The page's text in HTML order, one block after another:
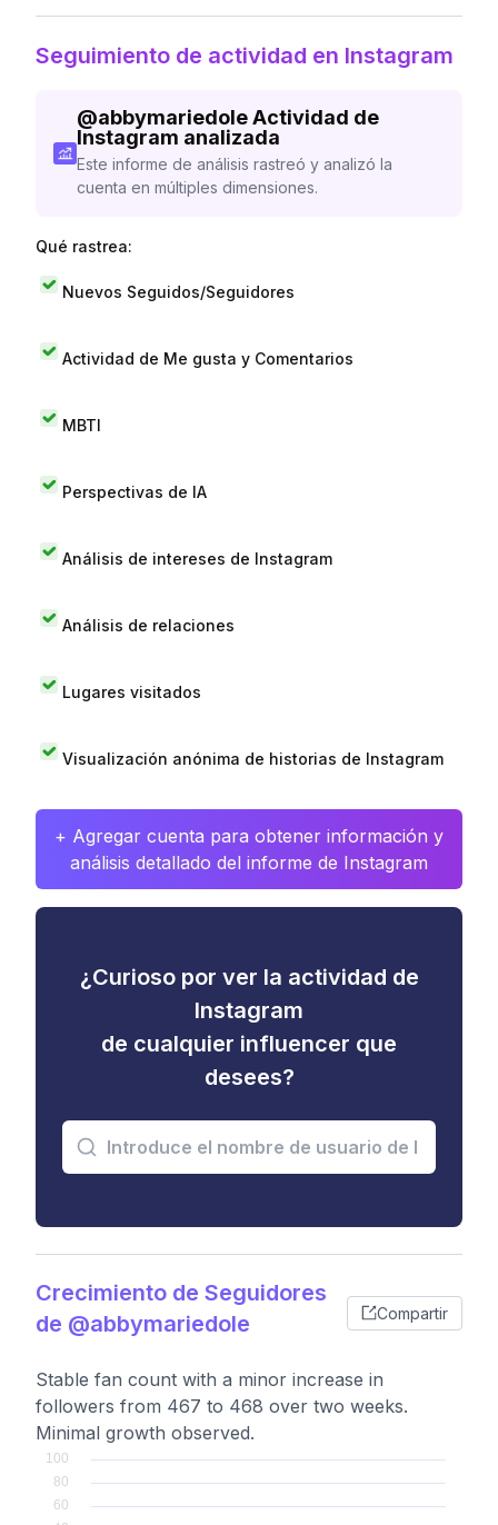
Seguimiento de actividad en Instagram
@abbymariedoleActividad de
Instagram analizada
Este informe de análisis rastreó y analizó la
cuenta en múltiples dimensiones.
Qué rastrea:
Nuevos Seguidos/Seguidores
Actividad de Me gusta y Comentarios
MBTI
Perspectivas de IA
Análisis de intereses de Instagram
Análisis de relaciones
Lugares visitados
Visualización anónima de historias de Instagram
+ Agregar cuenta para obtener información y
análisis detallado del informe de Instagram
¿Curioso por ver la actividad de
Instagram
de cualquier influencer que
desees?
Crecimiento de Seguidores
de @abbymariedole
Compartir
Stable fan count with a minor increase in
followers from 467 to 468 over two weeks.
Minimal growth observed.